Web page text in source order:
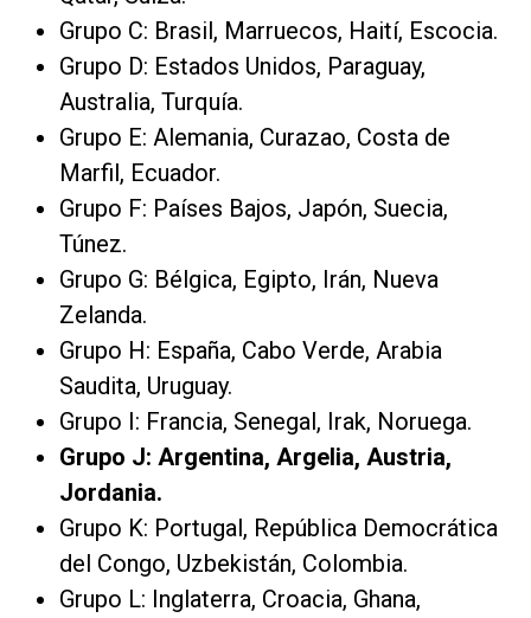
Grupo C: Brasil, Marruecos, Haití, Escocia.
Grupo D: Estados Unidos, Paraguay,
Australia, Turquía.
Grupo E: Alemania, Curazao, Costa de
Marfil, Ecuador.
Grupo F: Países Bajos, Japón, Suecia,
Túnez.
Grupo G: Bélgica, Egipto, Irán, Nueva
Zelanda.
Grupo H: España, Cabo Verde, Arabia
Saudita, Uruguay.
Grupo I: Francia, Senegal, Irak, Noruega.
Grupo J: Argentina, Argelia, Austria,
Jordania.
Grupo K: Portugal, República Democrática
del Congo, Uzbekistán, Colombia.
Grupo L: Inglaterra, Croacia, Ghana,